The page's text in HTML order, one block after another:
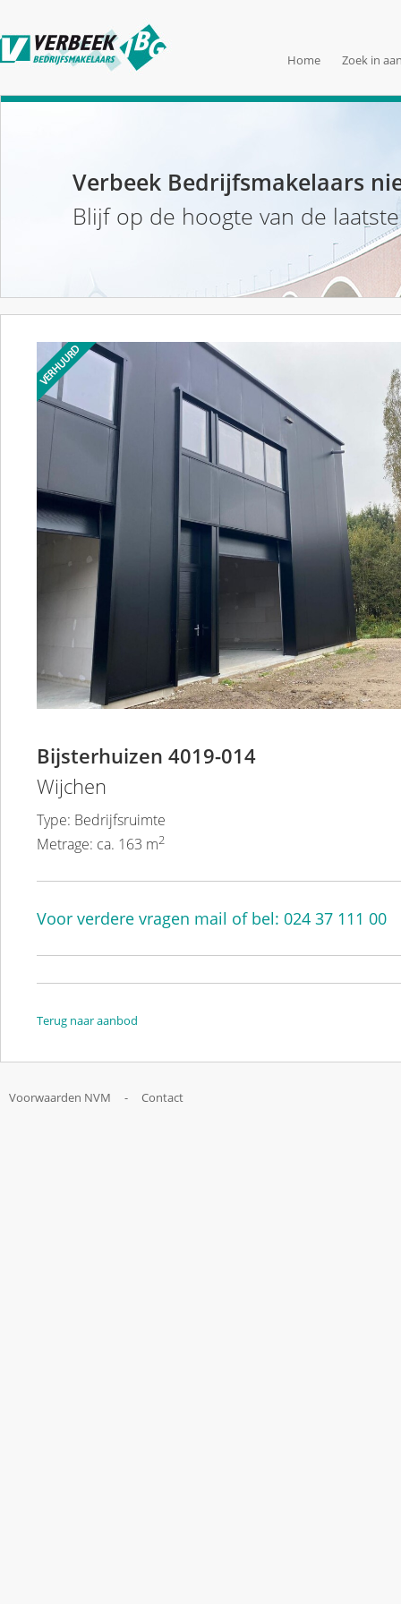
Home Zoek in
Verbeek Bedrijfsmakelaars
Blijf op de hoogte van de
Bijsterhuizen 4019-014
Wijchen
Type: Bedrijfsruimte
Metrage: ca. 163 m2
Voor verdere vragen mail of bel: 024 37 111 00
Terug naar aanbod
Voorwaarden NVM - Contact